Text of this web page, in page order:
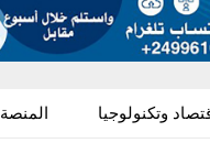
وتكنولوجيا المنصة